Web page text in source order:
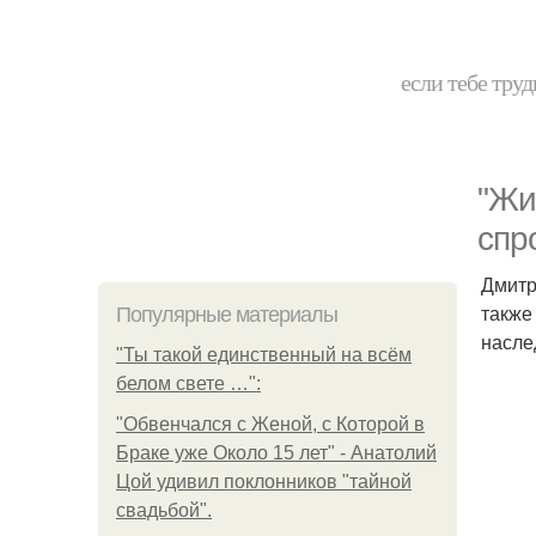
если тебе
Популярные материалы
"Ты такой единственный на всём
белом свете …":
"Обвенчался с Женой, с Которой в
Браке уже Около 15 лет" - Анатолий
Цой удивил поклонников "тайной
свадьбой".